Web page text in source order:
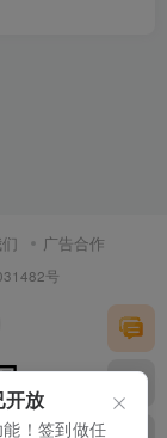
广告合作
号
开放
！签到做任